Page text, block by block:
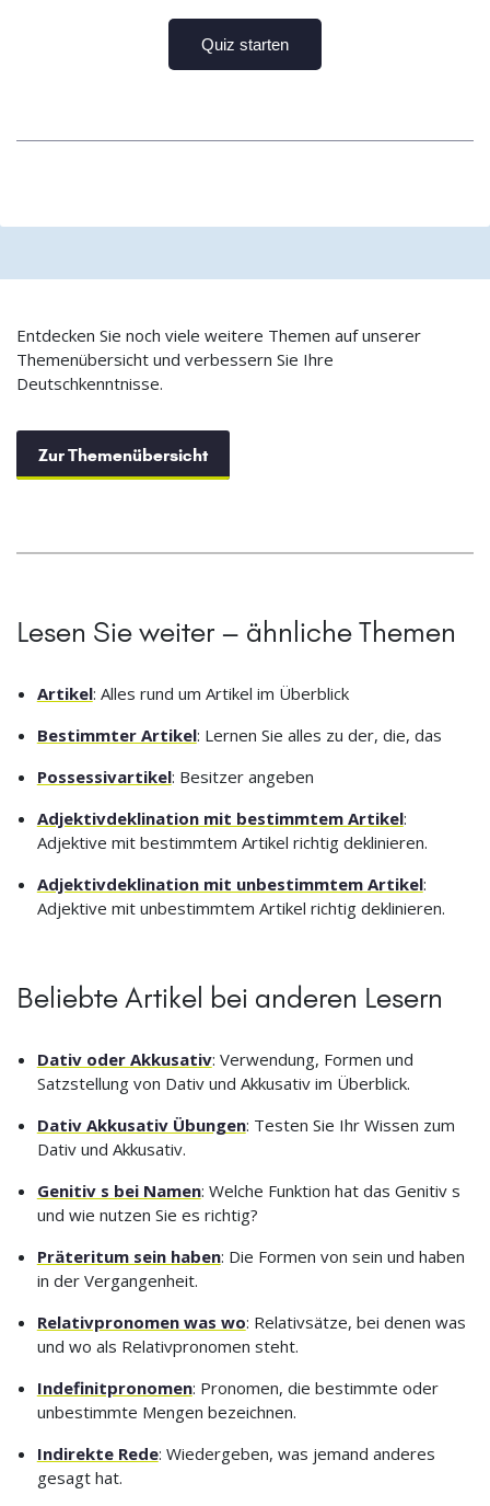
Entdecken Sie noch viele weitere Themen auf unserer
Themenübersicht und verbessern Sie Ihre
Deutschkenntnisse.
Zur Themenübersicht
Lesen Sie weiter – ähnliche Themen
Artikel: Alles rund um Artikel im Überblick
Bestimmter Artikel: Lernen Sie alles zu der, die, das
Possessivartikel: Besitzer angeben
Adjektivdeklination mit bestimmtem Artikel:
Adjektive mit bestimmtem Artikel richtig deklinieren.
Adjektivdeklination mit unbestimmtem Artikel:
Adjektive mit unbestimmtem Artikel richtig deklinieren.
Beliebte Artikel bei anderen Lesern
Dativ oder Akkusativ: Verwendung, Formen und
Satzstellung von Dativ und Akkusativ im Überblick.
Dativ Akkusativ Übungen: Testen Sie Ihr Wissen zum
Dativ und Akkusativ.
Genitiv s bei Namen: Welche Funktion hat das Genitiv s
und wie nutzen Sie es richtig?
Präteritum sein haben: Die Formen von sein und haben
in der Vergangenheit.
Relativpronomen was wo: Relativsätze, bei denen was
und wo als Relativpronomen steht.
Indefinitpronomen: Pronomen, die bestimmte oder
unbestimmte Mengen bezeichnen.
Indirekte Rede: Wiedergeben, was jemand anderes
gesagt hat.